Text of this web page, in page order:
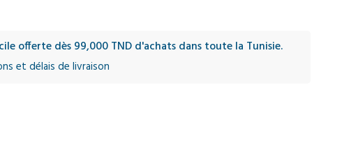
offerte dès 99,000 TND d'achats dans toute la Tunisie.
et délais de livraison